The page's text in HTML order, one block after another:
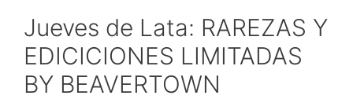
Jueves de Lata: RAREZAS Y
EDICICIONES LIMITADAS
BY BEAVERTOWN